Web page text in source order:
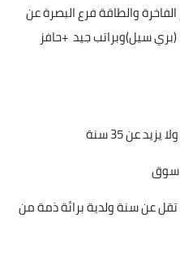
والطاقة فرع البصرة عن
توفر وظيفة مندوب مبيعات عدد 2 (بري سيل)وبراتب جيد +حافز
تقل عن سنة ولدية برائة ذمة من